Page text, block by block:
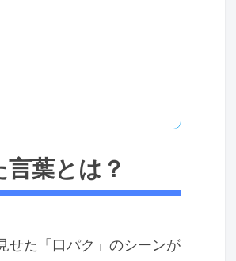
葉とは？
せた「口パク」のシーンが